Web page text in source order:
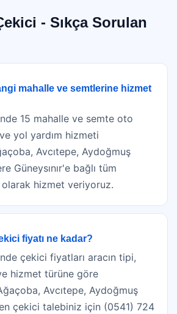
- Sıkça Sorulan
mahalle ve semtlerine hizmet
15 mahalle ve semte oto
yol yardım hizmeti
Avcıtepe, Aydoğmuş
Güneysınır'e bağlı tüm
hizmet veriyoruz.
fiyatı ne kadar?
çekici fiyatları aracın tipi,
hizmet türüne göre
Avcıtepe, Aydoğmuş
çekici talebiniz için (0541) 724